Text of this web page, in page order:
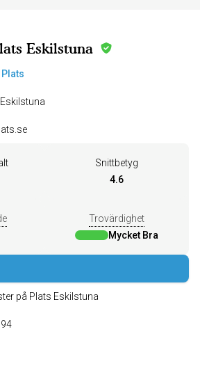
Eskilstuna
Nygatan 25, 632 20 Eskilstuna
Snittbetyg
4.6
Trovärdighet
Mycket Bra
på Plats Eskilstuna